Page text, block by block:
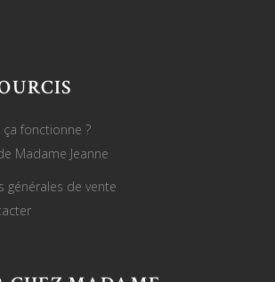
fonctionne ?
Madame Jeanne
générales de vente